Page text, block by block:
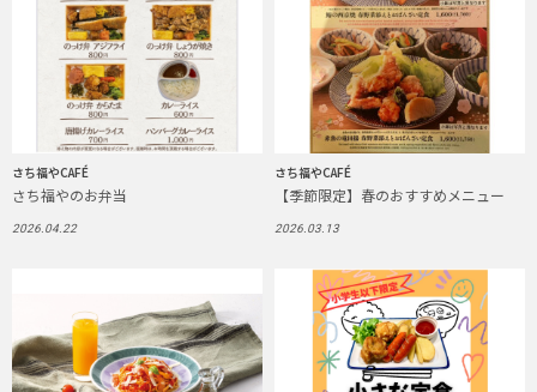
さち福やCAFÉ
さち福やのお弁当
2026.04.22
さち福やCAFÉ
【季節限定】春のおすすめメニュー
2026.03.13